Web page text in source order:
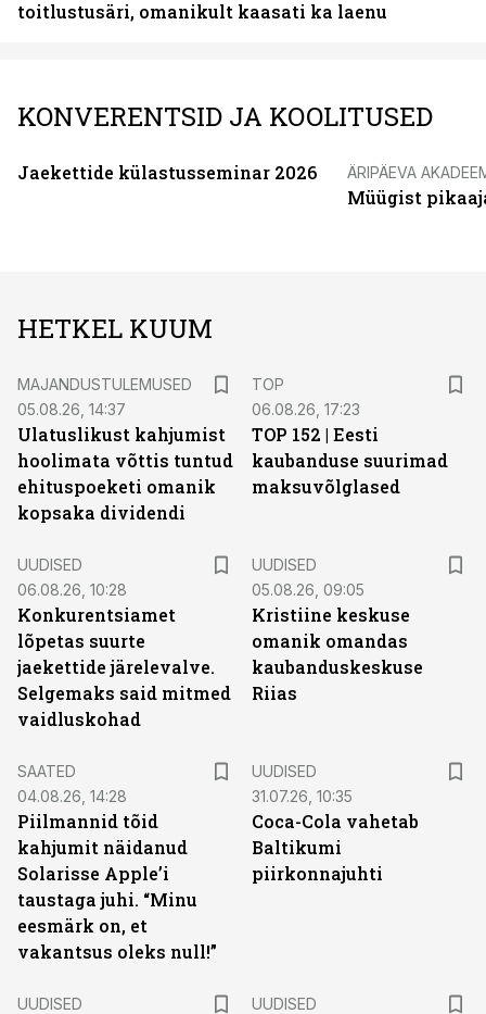
toitlustusäri, omanikult kaasati ka laenu
KONVERENTSID JA KOOLITUSED
Jaekettide külastusseminar 2026 ÄRIPÄEVA
Müügist
HETKEL KUUM
MAJANDUSTULEMUSED
05.08.26, 14:37
Ulatuslikust kahjumist
hoolimata võttis tuntud
ehituspoeketi omanik
kopsaka dividendi
TOP
06.08.26, 17:23
TOP 152 | Eesti
kaubanduse suurimad
maksuvõlglased
UUDISED
06.08.26, 10:28
Konkurentsiamet
lõpetas suurte
jaekettide järelevalve.
Selgemaks said mitmed
vaidluskohad
UUDISED
05.08.26, 09:05
Kristiine keskuse
omanik omandas
kaubanduskeskuse
Riias
SAATED
04.08.26, 14:28
Piilmannid tõid
kahjumit näidanud
Solarisse Apple’i
taustaga juhi. “Minu
eesmärk on, et
vakantsus oleks null!”
UUDISED
31.07.26, 10:35
Coca-Cola vahetab
Baltikumi
piirkonnajuhti
UUDISED
UUDISED